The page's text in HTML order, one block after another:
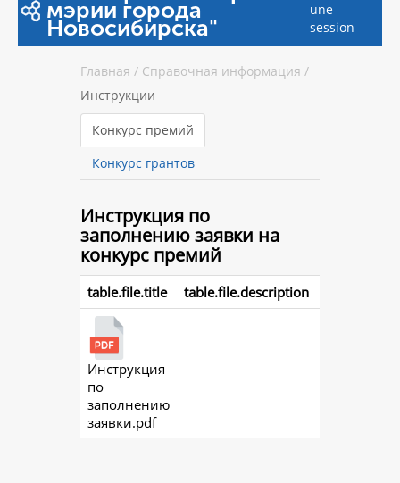
мэрии города
Новосибирска"
une
session
Главная / Справочная информация /
Инструкции
Конкурс премий
Конкурс грантов
Инструкция по
заполнению заявки на
конкурс премий
table.file.title table.file.description
Инструкция
по
заполнению
заявки.pdf